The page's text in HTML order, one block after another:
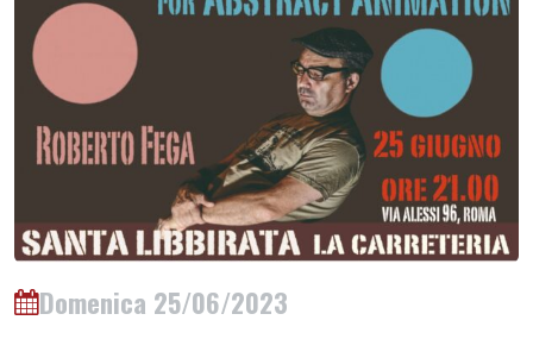
Domenica 25/06/2023